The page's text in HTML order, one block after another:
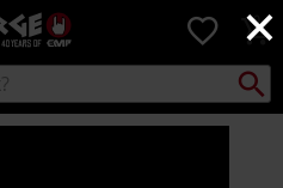
×
Large
–
Muziek-,
en
0
zoeken